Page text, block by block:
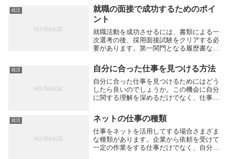
によってまちまちですから、転職動機につ
いても、人と違っていて当然です。ただ
し、現実に起き...
就活
就職の面接で成功するためのポイ
ント
就職活動を成功させるには、書類による一
次選考の後、採用面接試験をクリアする必
要があります。第一関門となる履歴書など
ることが可能です。これに対して、採用面
接では、聞かれたことにその場で回答しな
ければなりま...
就活 自分に合った仕事を見つける方法
自分に合った仕事を見つけるためにはどう
したら良いのでしょうか。この機会に自分
に関する理解を深めるだけでなく、仕事に
う仕事が何かわかりことがあります。その
仕事を知らなかったばかりに、適性がある
ことに気づけ...
就活 ネットの仕事の種類
仕事をネットを活用してする場合さまざま
な種類があります。企業から依頼を受けて
一定の作業をする仕事だけでなく、自分の